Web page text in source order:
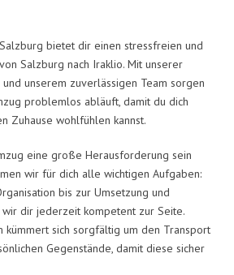
bietet dir einen stressfreien und
Salzburg nach Iraklio. Mit unserer
unserem zuverlässigen Team sorgen
problemlos abläuft, damit du dich
Zuhause wohlfühlen kannst.
eine große Herausforderung sein
wir für dich alle wichtigen Aufgaben:
bis zur Umsetzung und
dir jederzeit kompetent zur Seite.
kümmert sich sorgfältig um den Transport
Gegenstände, damit diese sicher